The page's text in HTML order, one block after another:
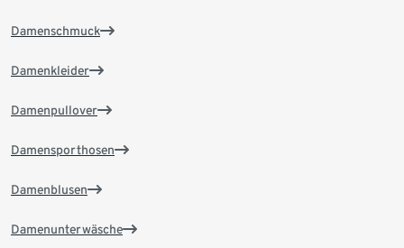
Damenschmuck
Damenkleider
Damenpullover
Damensporthosen
Damenblusen
Damenunterwäsche